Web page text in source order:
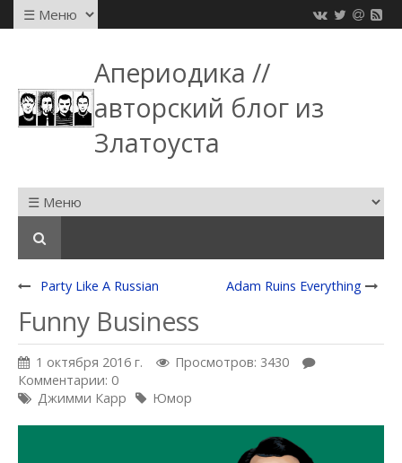
Апериодика //
авторский блог из
Златоуста
Party Like A Russian Adam Ruins Everything
Funny Business
1 октября 2016 г.
Просмотров: 3430
Комментарии: 0
Джимми Карр
Юмор